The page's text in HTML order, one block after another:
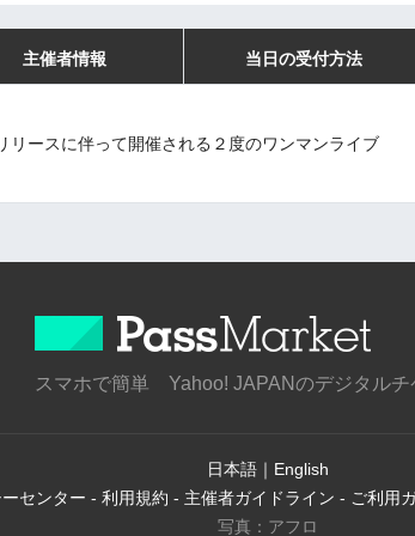
主催者情報 当日の受付方法
リースに伴って開催される２度のワンマンライブ
スマホで簡単 Yahoo! JAPANのデジタルチ
日本語 ｜ English
センター - 利用規約 - 主催者ガイドライン - ご利用
写真：アフロ